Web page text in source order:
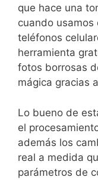
que hace una
cuando usamos
teléfonos
herramienta
fotos borrosas
mágica gracias
Lo bueno de
el
además los
real a medida
parámetros de